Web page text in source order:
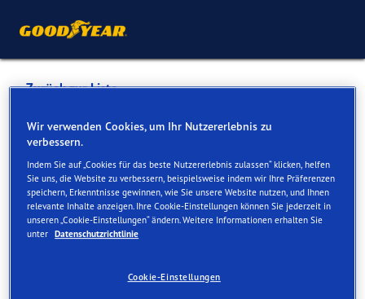
Zurück zur Liste
RON AUTOMOBILE GMBH
Dienste online und vor Ort verfügbar
Kontakt Serviceleistungen
Wir verwenden Cookies, um Ihr Nutzererlebnis zu
verbessern.
Indem Sie auf „Cookies für das beste Nutzererlebnis zulassen“ klicken, helfen
Sie uns, die Website zu verbessern, beispielsweise indem wir Ihre Präferenzen
speichern, Erkenntnisse gewinnen, wie Sie unsere Website nutzen, und Ihnen
relevante Inhalte anzeigen. Ihre Cookie-Einstellungen können Sie jederzeit in
unseren „Cookie-Einstellungen“ ändern. Weitere Informationen erhalten Sie
unter Datenschutzrichtlinie
Cookie-Einstellungen